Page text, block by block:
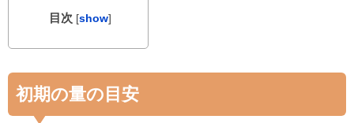
目次 [show]
初期の量の目安